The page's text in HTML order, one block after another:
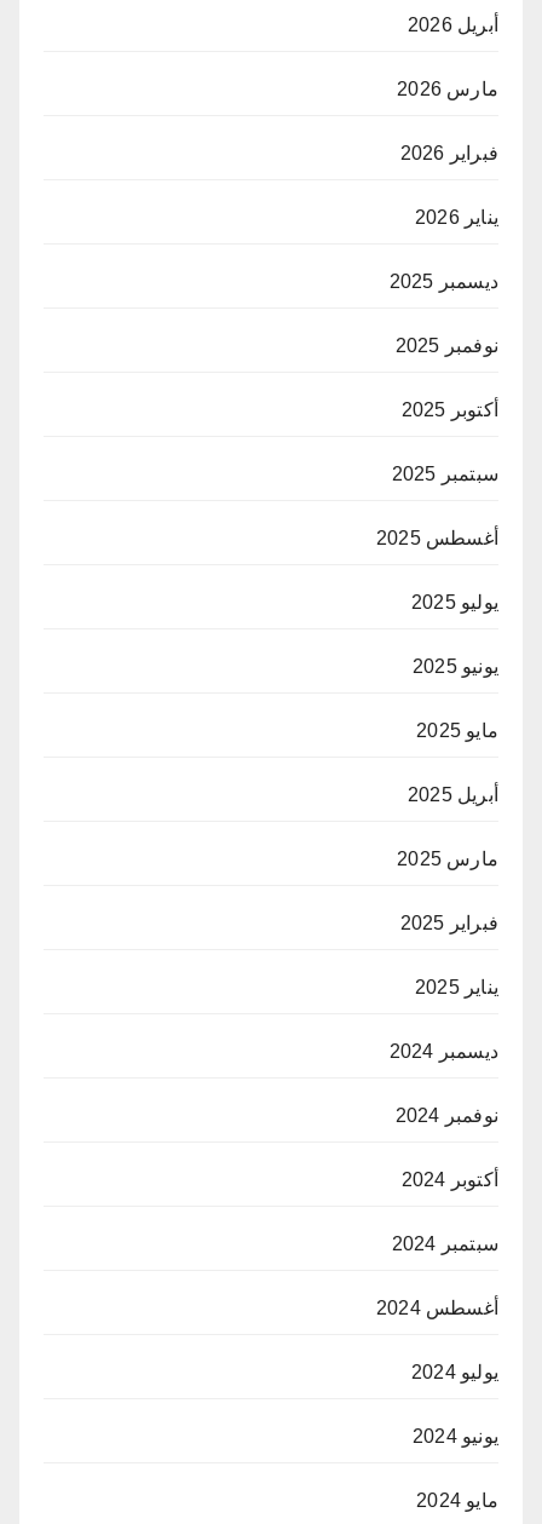
أبريل 2026
مارس 2026
فبراير 2026
يناير 2026
ديسمبر 2025
نوفمبر 2025
أكتوبر 2025
سبتمبر 2025
أغسطس 2025
يوليو 2025
يونيو 2025
مايو 2025
أبريل 2025
مارس 2025
فبراير 2025
يناير 2025
ديسمبر 2024
نوفمبر 2024
أكتوبر 2024
سبتمبر 2024
أغسطس 2024
يوليو 2024
يونيو 2024
مايو 2024